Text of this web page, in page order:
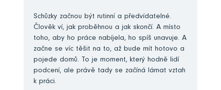
Schůzky začnou být rutinní a předvídatelné.
Člověk ví, jak proběhnou a jak skončí. A místo
toho, aby ho práce nabíjela, ho spíš unavuje. A
začne se víc těšit na to, až bude mít hotovo a
pojede domů. To je moment, který hodně lidí
podcení, ale právě tady se začíná lámat vztah
k práci.